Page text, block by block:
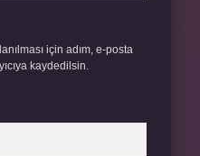
için adım, e-posta
kaydedilsin.